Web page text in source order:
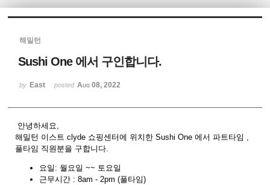
해밀턴
Sushi One 에서 구인합니다.
by East posted Aug 08, 2022
안녕하세요,
해밀턴 이스트 clyde 쇼핑센터에 위치한 Sushi One 에서 파트타임 ,
풀타임 직원분을 구합니다.
요일: 월요일 ~~ 토요일
근무시간 : 8am - 2pm (풀타임)
Sketchbook5, 스케치북5
Sketchbook5, 스케치북5